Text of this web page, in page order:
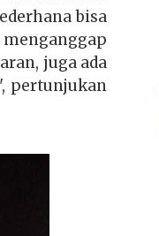
bisa
juga ada
pertunjukan